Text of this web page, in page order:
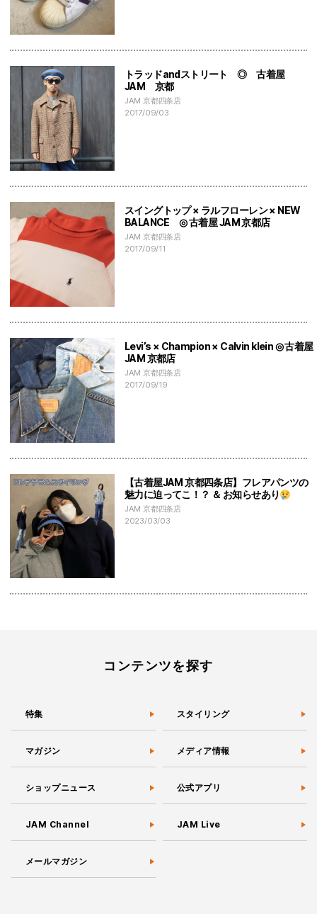
トラッドandストリート ◎ 古着屋
JAM 京都
JAM 京都四条店
2017/09/03
スイングトップ × ラルフローレン × NEW
BALANCE ◎ 古着屋 JAM 京都店
JAM 京都四条店
2017/09/11
Levi’s × Champion × Calvin klein ◎ 古着屋
JAM 京都店
JAM 京都四条店
2017/09/19
【古着屋JAM 京都四条店】フレアパンツの
魅力に迫ってこ！？ ＆ お知らせあり
JAM 京都四条店
2023/03/03
コンテンツを探す
特集 スタイリング
マガジン メディア情報
ショップニュース 公式アプリ
JAM Channel JAM Live
メールマガジン